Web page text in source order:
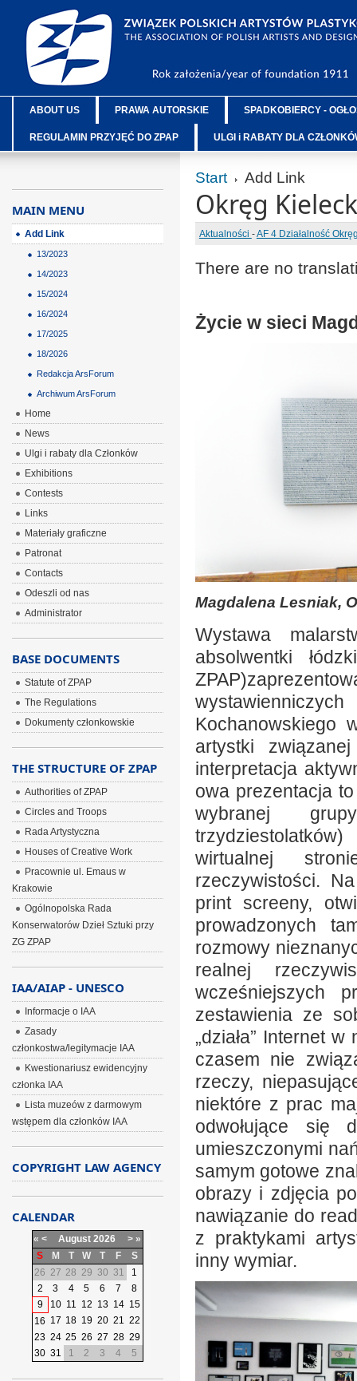
ABOUT US PRAWA AUTORSKIE SPADKOBIERCY -
REGULAMIN PRZYJĘĆ DO ZPAP ULGI i RABATY DLA
Start Add Link
Okręg
Aktualności -AF 4 Działalność
There are no
Życie w sieci
Magdalena Lesniak,
Wystawa
absolwentki
Kochanowskiego
artystki
interpretacja
owa prezentacja
wybranej
wirtualnej
rzeczywistości.
print screeny,
prowadzonych
rozmowy
realnej
wcześniejszych
zestawienia ze
„działa” Internet
czasem nie
rzeczy,
niektóre z prac
odwołujące się
umieszczonymi
samym gotowe
obrazy i zdjęcia
nawiązanie do
z praktykami
inny wymiar.
MAIN MENU
Add Link
13/2023
14/2023
15/2024
16/2024
17/2025
18/2026
Redakcja ArsForum
Archiwum ArsForum
Home
News
Ulgi i rabaty dla Członków
Exhibitions
Contests
Links
Materiały graficzne
Patronat
Contacts
Odeszli od nas
Administrator
BASE DOCUMENTS
Statute of ZPAP
The Regulations
Dokumenty członkowskie
THE STRUCTURE OF ZPAP
Authorities of ZPAP
Circles and Troops
Rada Artystyczna
Houses of Creative Work
Pracownie ul. Emaus w
Krakowie
Ogólnopolska Rada
Konserwatorów Dzieł Sztuki przy
ZG ZPAP
IAA/AIAP - UNESCO
Informacje o IAA
Zasady
członkostwa/legitymacje IAA
Kwestionariusz ewidencyjny
członka IAA
Lista muzeów z darmowym
wstępem dla członków IAA
COPYRIGHT LAW AGENCY
CALENDAR
« < August 2026 > »
S
M T W T F
S
26 27 28 29 30 31
1
2
3 4 5 6 7
8
9
10 11 12 13 14 15
16 17 18 19 20 21 22
23 24 25 26 27 28 29
30 31 1 2 3 4 5